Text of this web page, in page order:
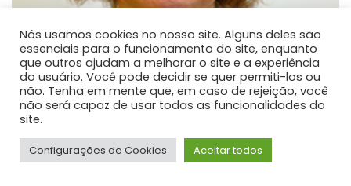
Méri Frotscher Kramer
Nós usamos cookies no nosso site. Alguns deles são
essenciais para o funcionamento do site, enquanto
que outros ajudam a melhorar o site e a experiência
do usuário. Você pode decidir se quer permiti-los ou
não. Tenha em mente que, em caso de rejeição, você
não será capaz de usar todas as funcionalidades do
site.
Configurações de Cookies Aceitar todos